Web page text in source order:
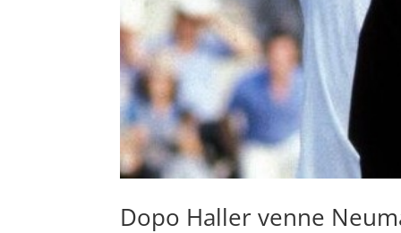
Dopo Haller venne